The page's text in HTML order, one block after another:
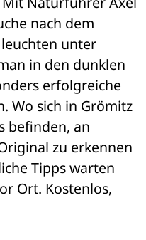
nach dem
unter
in den dunklen
erfolgreiche
Wo sich in Grömitz
befinden, an
zu erkennen
Tipps warten
Ort. Kostenlos,